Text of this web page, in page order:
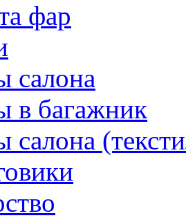
фар
салона
в багажник
салона